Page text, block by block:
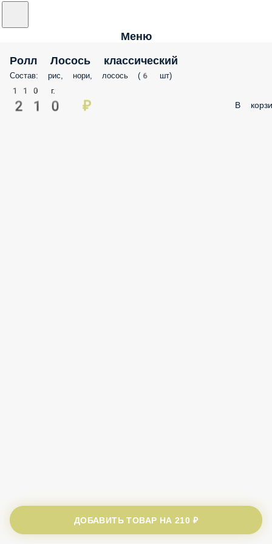
Меню
Ролл Лосось классический
Состав: рис, нори, лосось (6 шт)
110 г.
210 ₽ В
ДОБАВИТЬ ТОВАР НА210 ₽